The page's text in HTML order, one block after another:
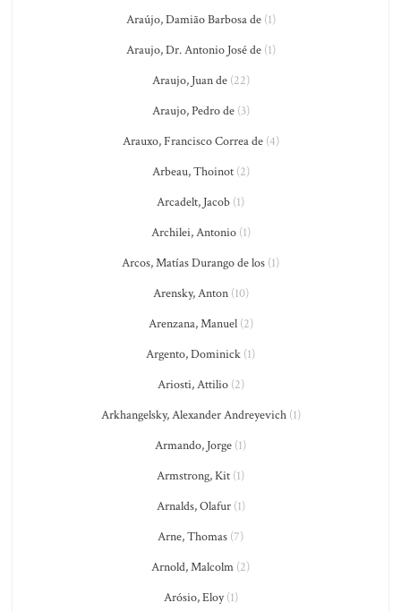
Araújo, Damião Barbosa de(1)
Araujo, Dr. Antonio José de(1)
Araujo, Juan de(22)
Araujo, Pedro de(3)
Arauxo, Francisco Correa de(4)
Arbeau, Thoinot(2)
Arcadelt, Jacob (1)
Archilei, Antonio(1)
Arcos, Matías Durango de los (1)
Arensky, Anton(10)
Arenzana, Manuel(2)
Argento, Dominick (1)
Ariosti, Attilio(2)
Arkhangelsky, Alexander Andreyevich(1)
Armando, Jorge (1)
Armstrong, Kit (1)
Arnalds, Olafur(1)
Arne, Thomas (7)
Arnold, Malcolm (2)
Arósio, Eloy(1)